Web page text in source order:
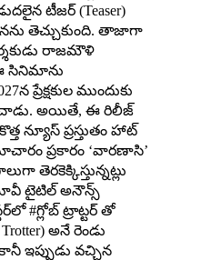
టీజర్ (Teaser)
తెచ్చుకుంది. తాజాగా
రాజ‌మౌళి
సినిమాను
ప్రేక్ష‌కుల ముందుకు
అయితే, ఈ రిలీజ్
న్యూస్ ప్రస్తుతం హాట్
ప్రకారం ‘వారణాసి’
తెరకెక్కిస్తున్నట్లు
టైటిల్ అనౌన్స్
#గ్లోబ్ ట్రాట్టర్ తో
అనే రెండు
ఇప్పుడు వచ్చిన